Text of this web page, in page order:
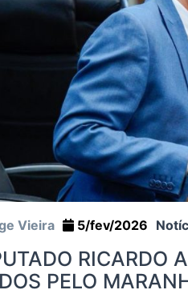
Vieira 5/fev/2026
RICARDO
PELO